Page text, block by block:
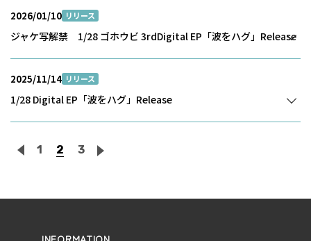
2026/01/10 リリース
ジャケ写解禁 1/28 ゴホウビ 3rdDigital EP「波をハグ」Release
2025/11/14 リリース
1/28 Digital EP「波をハグ」Release
1 2 3